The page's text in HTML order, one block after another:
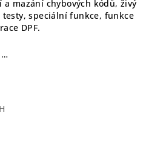
mazání chybových kódů, živý
speciální funkce, funkce
DPF.